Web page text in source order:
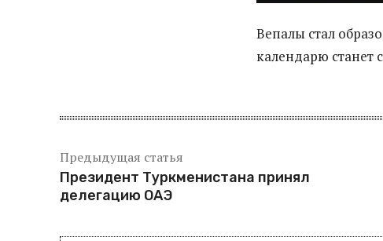
Вепалы стал
календарю станет
Предыдущая статья
Президент Туркменистана принял
делегацию ОАЭ